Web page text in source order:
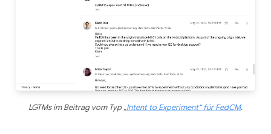
LGTMs im Beitrag vom Typ „Intent to Experiment“ für FedCM.